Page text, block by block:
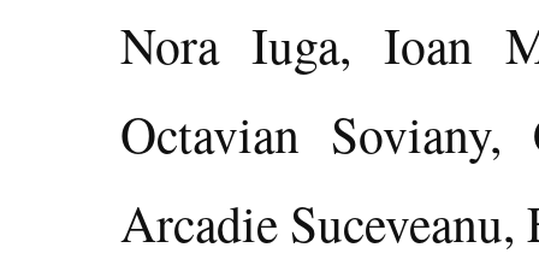
Nora Iuga, Ioan
Octavian
Arcadie